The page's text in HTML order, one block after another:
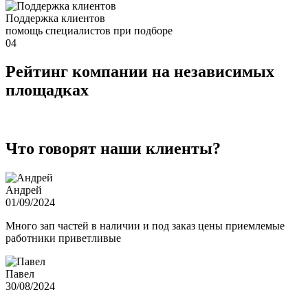
Поддержка клиентов
помощь специалистов при подборе
04
Рейтинг компании на независимых
площадках
Что говорят наши клиенты?
Андрей
01/09/2024
Много зап частей в наличии и под заказ цены приемлемые
работники приветливые
Павел
30/08/2024